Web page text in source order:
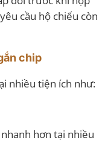
cầu hộ chiếu còn
chip
nhiều tiện ích như:
hơn tại nhiều